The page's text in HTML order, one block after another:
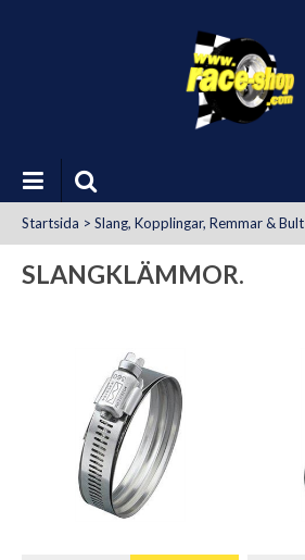
Startsida > Slang, Kopplingar, Remmar & Bult
SLANGKLÄMMOR.